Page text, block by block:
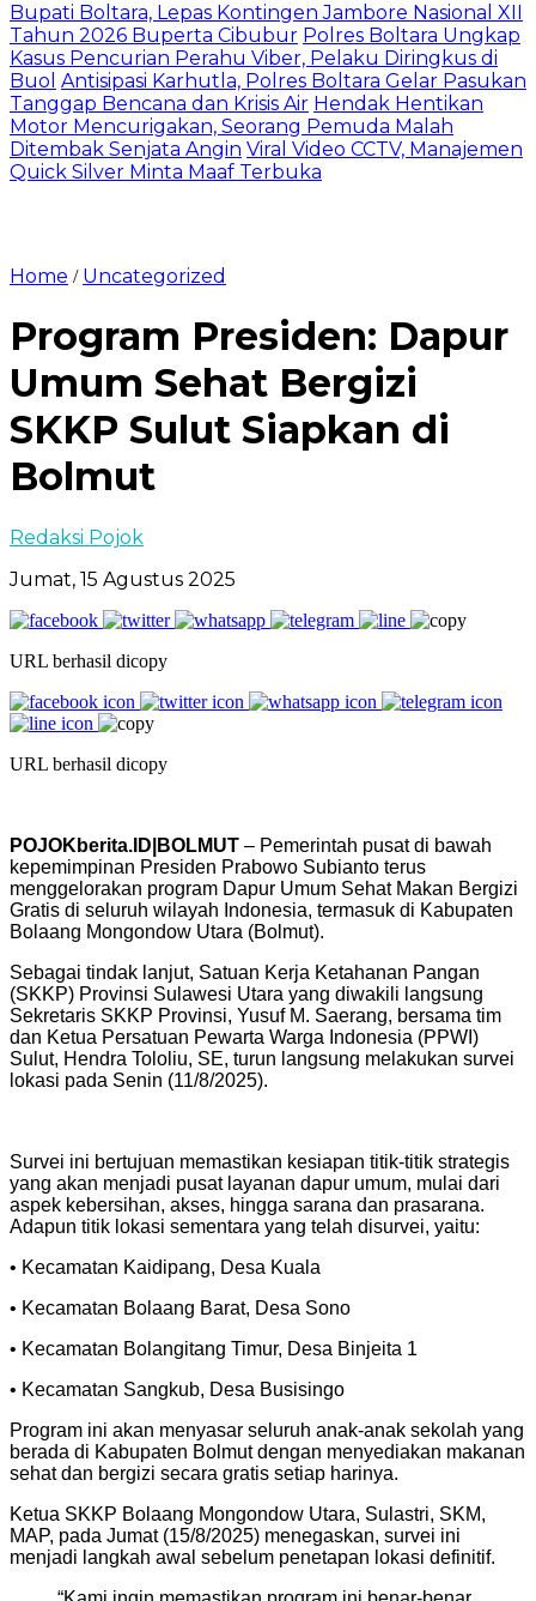
Bupati Boltara, Lepas Kontingen Jambore Nasional XII
Tahun 2026 Buperta Cibubur Polres Boltara Ungkap
Kasus Pencurian Perahu Viber, Pelaku Diringkus di
Buol Antisipasi Karhutla, Polres Boltara Gelar Pasukan
Tanggap Bencana dan Krisis Air Hendak Hentikan
Motor Mencurigakan, Seorang Pemuda Malah
Ditembak Senjata Angin Viral Video CCTV, Manajemen
Quick Silver Minta Maaf Terbuka
Home / Uncategorized
Program Presiden: Dapur
Umum Sehat Bergizi
SKKP Sulut Siapkan di
Bolmut
Redaksi Pojok
Jumat, 15 Agustus 2025
URL berhasil dicopy
URL berhasil dicopy
POJOKberita.ID|BOLMUT – Pemerintah pusat di bawah
kepemimpinan Presiden Prabowo Subianto terus
menggelorakan program Dapur Umum Sehat Makan Bergizi
Gratis di seluruh wilayah Indonesia, termasuk di Kabupaten
Bolaang Mongondow Utara (Bolmut).
Sebagai tindak lanjut, Satuan Kerja Ketahanan Pangan
(SKKP) Provinsi Sulawesi Utara yang diwakili langsung
Sekretaris SKKP Provinsi, Yusuf M. Saerang, bersama tim
dan Ketua Persatuan Pewarta Warga Indonesia (PPWI)
Sulut, Hendra Tololiu, SE, turun langsung melakukan survei
lokasi pada Senin (11/8/2025).
Survei ini bertujuan memastikan kesiapan titik-titik strategis
yang akan menjadi pusat layanan dapur umum, mulai dari
aspek kebersihan, akses, hingga sarana dan prasarana.
Adapun titik lokasi sementara yang telah disurvei, yaitu:
• Kecamatan Kaidipang, Desa Kuala
• Kecamatan Bolaang Barat, Desa Sono
• Kecamatan Bolangitang Timur, Desa Binjeita 1
• Kecamatan Sangkub, Desa Busisingo
Program ini akan menyasar seluruh anak-anak sekolah yang
berada di Kabupaten Bolmut dengan menyediakan makanan
sehat dan bergizi secara gratis setiap harinya.
Ketua SKKP Bolaang Mongondow Utara, Sulastri, SKM,
MAP, pada Jumat (15/8/2025) menegaskan, survei ini
menjadi langkah awal sebelum penetapan lokasi definitif.